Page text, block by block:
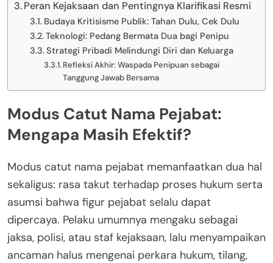
Peran Kejaksaan dan Pentingnya Klarifikasi Resmi
Budaya Kritisisme Publik: Tahan Dulu, Cek Dulu
Teknologi: Pedang Bermata Dua bagi Penipu
Strategi Pribadi Melindungi Diri dan Keluarga
Refleksi Akhir: Waspada Penipuan sebagai
Tanggung Jawab Bersama
Modus Catut Nama Pejabat:
Mengapa Masih Efektif?
Modus catut nama pejabat memanfaatkan dua hal
sekaligus: rasa takut terhadap proses hukum serta
asumsi bahwa figur pejabat selalu dapat
dipercaya. Pelaku umumnya mengaku sebagai
jaksa, polisi, atau staf kejaksaan, lalu menyampaikan
ancaman halus mengenai perkara hukum, tilang,